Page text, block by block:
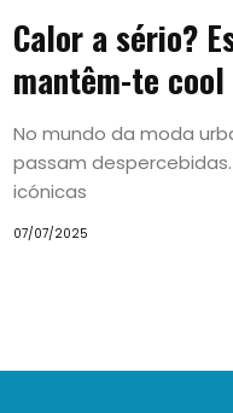
Calor a sério?
mantêm-te
No mundo da moda
passam
icónicas
07/07/2025